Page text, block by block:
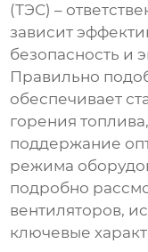
(ТЭС) –
зависит
безопасность и
Правильно
обеспечивает
горения
поддержание
режима
подробно
вентиляторов,
ключевые